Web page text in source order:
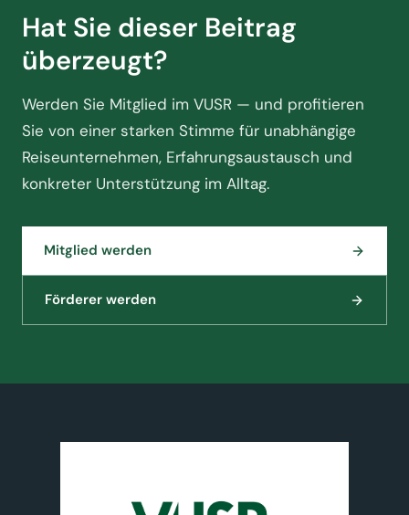
Hat Sie dieser Beitrag
überzeugt?
Werden Sie Mitglied im VUSR — und profitieren
Sie von einer starken Stimme für unabhängige
Reiseunternehmen, Erfahrungsaustausch und
konkreter Unterstützung im Alltag.
Mitglied werden
Förderer werden